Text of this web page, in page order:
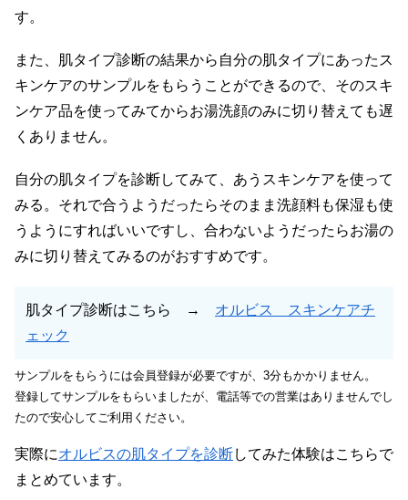
す。
また、肌タイプ診断の結果から自分の肌タイプにあったス
キンケアのサンプルをもらうことができるので、そのスキ
ンケア品を使ってみてからお湯洗顔のみに切り替えても遅
くありません。
自分の肌タイプを診断してみて、あうスキンケアを使って
みる。それで合うようだったらそのまま洗顔料も保湿も使
うようにすればいいですし、合わないようだったらお湯の
みに切り替えてみるのがおすすめです。
肌タイプ診断はこちら → オルビス スキンケアチ
ェック
サンプルをもらうには会員登録が必要ですが、3分もかかりません。
登録してサンプルをもらいましたが、電話等での営業はありませんでし
たので安心してご利用ください。
実際にオルビスの肌タイプを診断してみた体験はこちらで
まとめています。